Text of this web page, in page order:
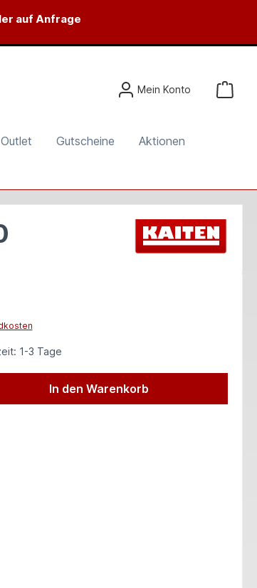
auf Anfrage
Mein Konto
Outlet Gutscheine Aktionen
1-3 Tage
In den Warenkorb